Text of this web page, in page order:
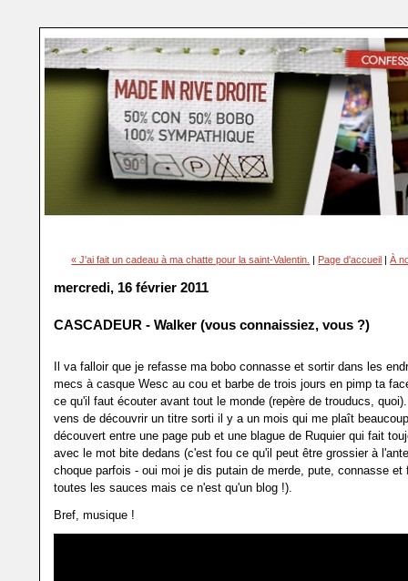
« J'ai fait un cadeau à ma chatte pour la saint-Valentin. | Page d'accueil |À
mercredi, 16 février 2011
CASCADEUR - Walker (vous connaissiez, vous ?)
Il va falloir que je refasse ma bobo connasse et sortir dans les
mecs à casque Wesc au cou et barbe de trois jours en pimp ta
ce qu'il faut écouter avant tout le monde (repère de trouducs,
vens de découvrir un titre sorti il y a un mois qui me plaît
découvert entre une page pub et une blague de Ruquier qui fait
avec le mot bite dedans (c'est fou ce qu'il peut être grossier à
choque parfois - oui moi je dis putain de merde, pute, connasse et
toutes les sauces mais ce n'est qu'un blog !).
Bref, musique !